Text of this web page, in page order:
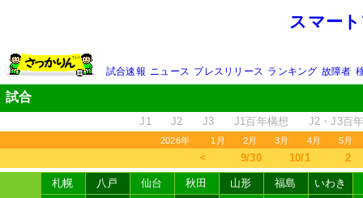
スマー
試合速報 ニュース プレスリリース ランキング 故障者
試合
J1 J2 J3 J1百年構想 J2・J3百
2026年 1月 2月 3月 4月 5月
＜ 9/30 10/1 2
札幌 八戸 仙台 秋田 山形 福島
いわき